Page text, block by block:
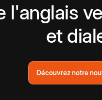
l'anglais
et
Découvrez notre